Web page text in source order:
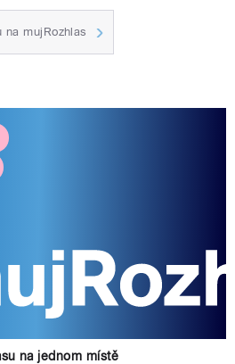
mujRozhlas
na jednom místě